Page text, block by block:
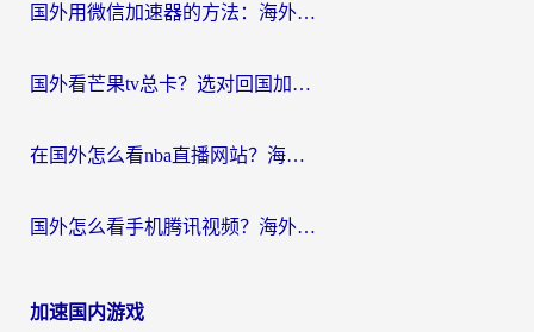
国外用微信加速器的方法：海外党无缝连接国内生活的实用指南
国外看芒果tv总卡？选对回国加速器，轻松追《浪姐》不费劲
在国外怎么看nba直播网站？海外党专属体育观赛指南，告别地区限制！
国外怎么看手机腾讯视频？海外党亲测有效的追剧加速器选择指南
加速国内游戏